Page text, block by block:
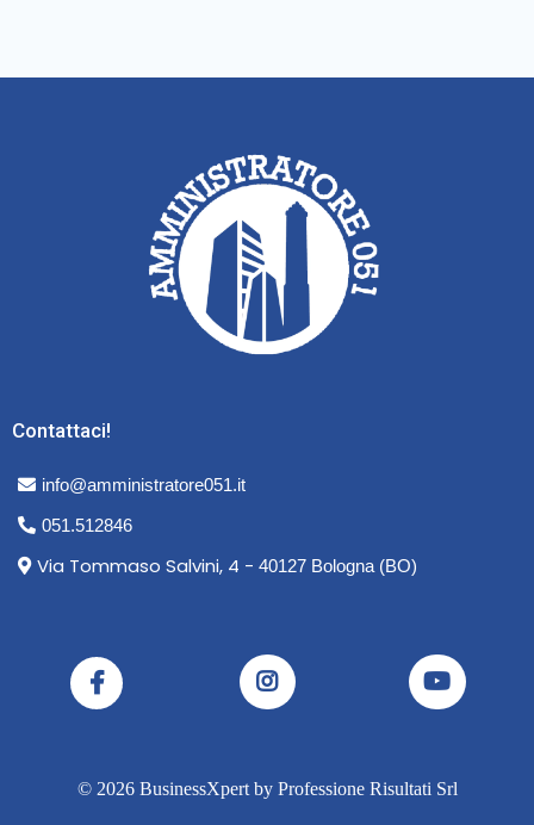
Contattaci!
info@amministratore051.it
051.512846
Via Tommaso Salvini, 4 - 40127 Bologna (BO)
© 2026 BusinessXpert by Professione Risultati Srl